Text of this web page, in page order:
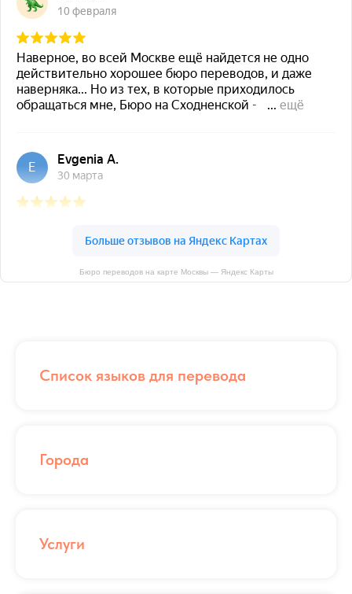
Бюро переводов на карте Москвы — Яндекс Карты
Список языков для перевода
Города
Услуги